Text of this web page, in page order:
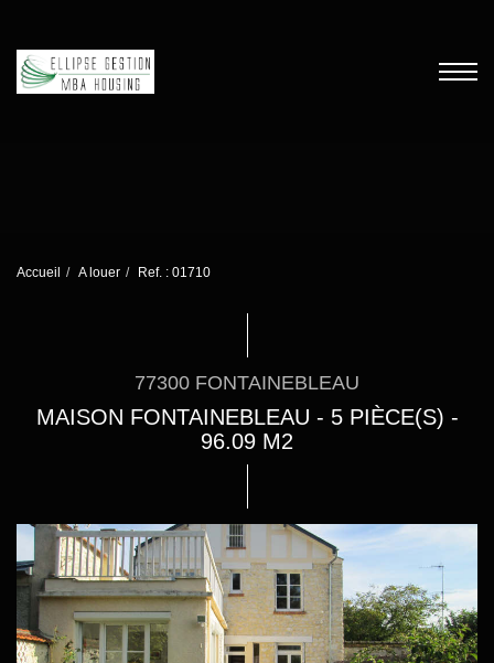
Accueil A louer Ref. : 01710
77300 FONTAINEBLEAU
MAISON FONTAINEBLEAU - 5 PIÈCE(S) -
96.09 M2